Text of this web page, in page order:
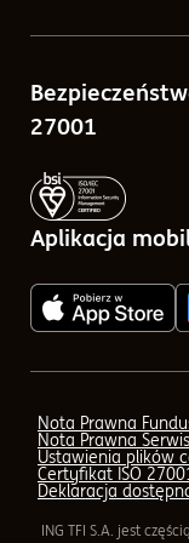
Tabele opłat
Zlecenia w
Porównywarka
Kalkulatory
Pytania i
AML
AML - formularz
Aplikacja mobilna
27001
Aplikacja
Nota Prawna
Nota Prawna
Ustawienia plików
Certyfikat ISO
Deklaracja
ING TFI S.A. jest